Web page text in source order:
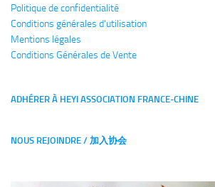
Politique de confidentialité
Conditions générales d'utilisation
Mentions légales
Conditions Générales de Vente
ADHÉRER À HEYI ASSOCIATION FRANCE-CHINE
NOUS REJOINDRE / 加入协会